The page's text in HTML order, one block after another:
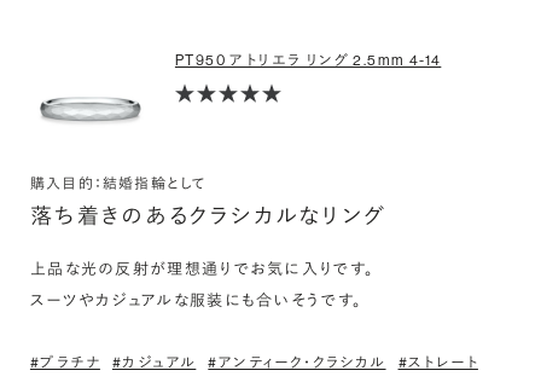
PT950 アトリエラ リング 2.5mm 4-14
購入目的：結婚指輪として
落ち着きのあるクラシカルなリング
上品な光の反射が理想通りでお気に入りです。
スーツやカジュアルな服装にも合いそうです。
#プラチナ #カジュアル #アンティーク・クラシカル
#ストレート